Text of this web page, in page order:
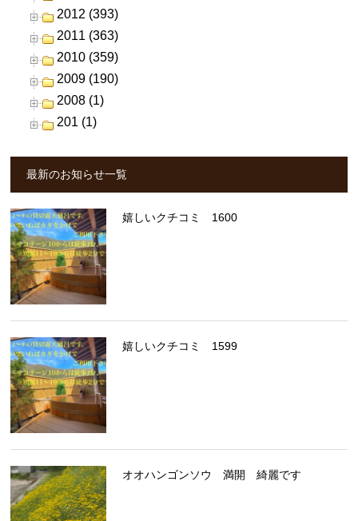
2012 (393)
2011 (363)
2010 (359)
2009 (190)
2008 (1)
201 (1)
最新のお知らせ一覧
嬉しいクチコミ 1600
嬉しいクチコミ 1599
オオハンゴンソウ 満開 綺麗です